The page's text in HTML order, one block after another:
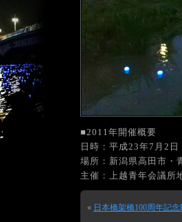
■2011年開催概要
日時：平成23年7月2日
場所：新潟県高田市・
主催：上越青年会議所
« 日本橋架橋100周年記